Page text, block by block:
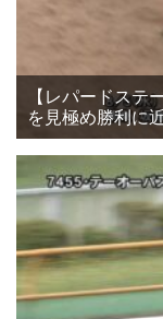
【レパードステ
を見極め勝利に